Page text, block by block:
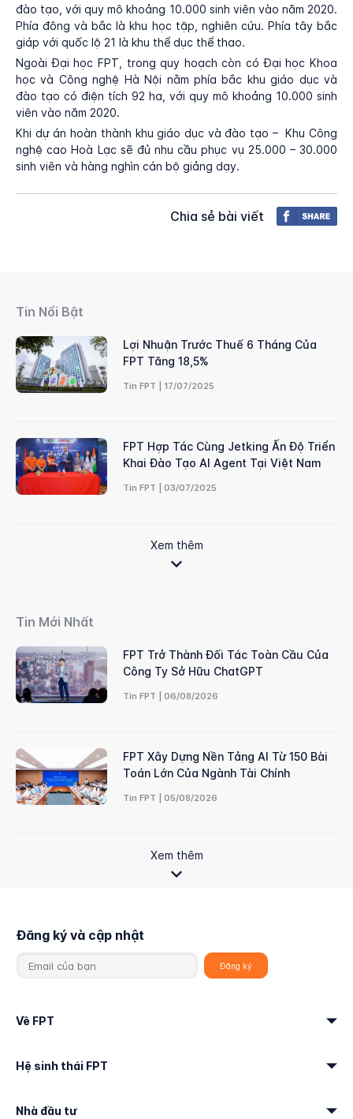
đào tạo, với quy mô khoảng 10.000 sinh viên vào năm 2020.
Phía đông và bắc là khu học tập, nghiên cứu. Phía tây bắc
giáp với quốc lộ 21 là khu thể dục thể thao.
Ngoài Đại học FPT, trong quy hoạch còn có Đại học Khoa
học và Công nghệ Hà Nội nằm phía bắc khu giáo dục và
đào tạo có điện tích 92 ha, với quy mô khoảng 10.000 sinh
viên vào năm 2020.
Khi dự án hoàn thành khu giáo dục và đào tạo – Khu Công
nghệ cao Hoà Lạc sẽ đủ nhu cầu phục vụ 25.000 – 30.000
sinh viên và hàng nghìn cán bộ giảng dạy.
Chia sẻ bài viết
Tin Nổi Bật
Lợi Nhuận Trước Thuế 6 Tháng Của
FPT Tăng 18,5%
Tin FPT | 17/07/2025
FPT Hợp Tác Cùng Jetking Ấn Độ Triển
Khai Đào Tạo AI Agent Tại Việt Nam
Tin FPT | 03/07/2025
Xem thêm
Tin Mới Nhất
FPT Trở Thành Đối Tác Toàn Cầu Của
Công Ty Sở Hữu ChatGPT
Tin FPT | 06/08/2026
FPT Xây Dựng Nền Tảng AI Từ 150 Bài
Toán Lớn Của Ngành Tài Chính
Tin FPT | 05/08/2026
Xem thêm
Đăng ký và cập nhật
Về FPT
Hệ sinh thái FPT
Nhà đầu tư